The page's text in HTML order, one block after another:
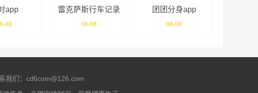
app
08
雷克萨斯行车记录
仪app
08-08
团团分身app
08-08
我们：cd6com@126.com